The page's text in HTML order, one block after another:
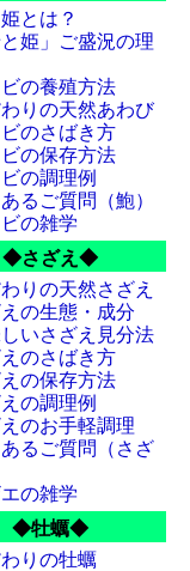
とは？
姫」ご盛況の理
の養殖方法
りの天然あわび
のさばき方
の保存方法
の調理例
るご質問（鮑）
の雑学
◆さざえ◆
りの天然さざえ
の生態・成分
いさざえ見分法
のさばき方
の保存方法
の調理例
のお手軽調理
るご質問（さざ
の雑学
◆牡蠣◆
りの牡蠣